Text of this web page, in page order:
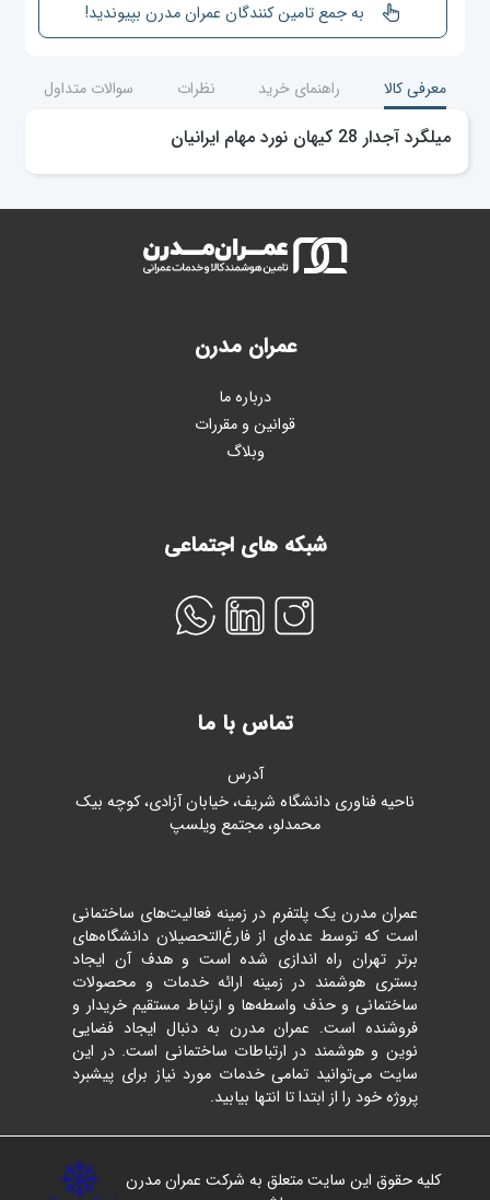
به جمع تامین کنندگان عمران مدرن بپیوندید!
معرفی کالا راهنمای خرید نظرات سوالات متداول
میلگرد آجدار 28 کیهان نورد مهام ایرانیان
عمران مدرن
درباره ما
قوانین و مقررات
وبلاگ
شبکه های اجتماعی
تماس با ما
آدرس
ناحیه فناوری دانشگاه شریف، خیابان آزادی، کوچه بیک
محمدلو، مجتمع ویلسپ
عمران مدرن یک پلتفرم در زمینه فعالیت‌های ساختمانی
است که توسط عده‌ای از فارغ‌التحصیلان دانشگاه‌های
برتر تهران راه اندازی شده است و هدف آن ایجاد
بستری هوشمند در زمینه ارائه خدمات و محصولات
ساختمانی و حذف واسطه‌ها و ارتباط مستقیم خریدار و
فروشنده است. عمران مدرن به دنبال ایجاد فضایی
نوین و هوشمند در ارتباطات ساختمانی است. در این
سایت می‌توانید تمامی خدمات مورد نیاز برای پیشبرد
پروژه خود را از ابتدا تا انتها بیابید.
کلیه حقوق این سایت متعلق به شرکت عمران مدرن